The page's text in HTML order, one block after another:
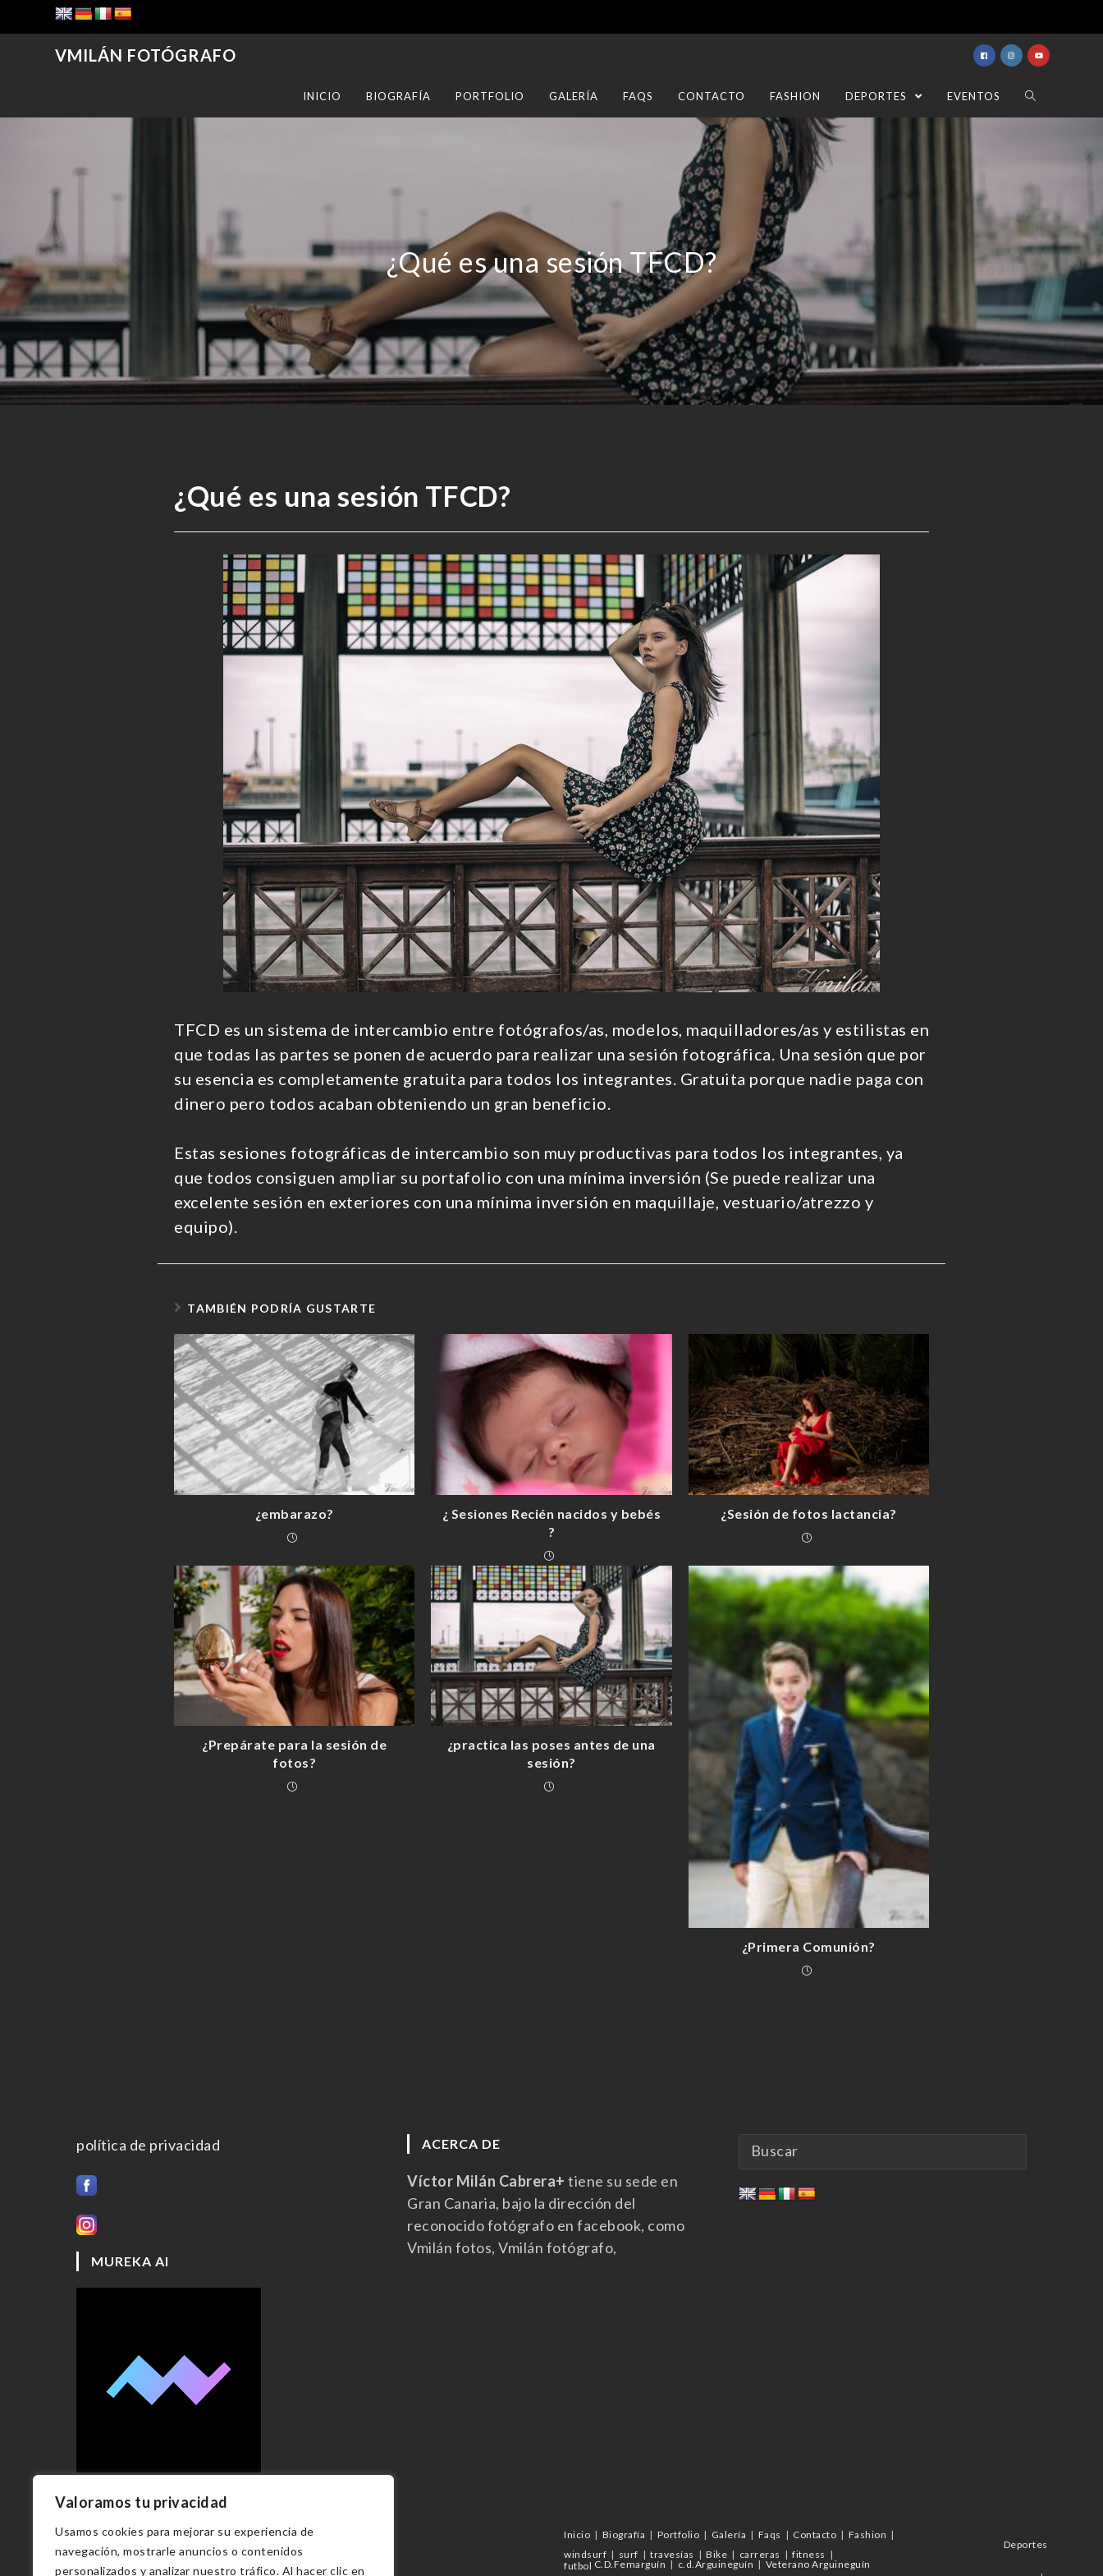
Valoramos tu privacidad
Usamos cookies para mejorar su experiencia de
navegación, mostrarle anuncios o contenidos
personalizados y analizar nuestro tráfico. Al hacer clic en
VMILÁN FOTÓGRAFO
INICIO BIOGRAFÍA PORTFOLIO GALERÍA FAQS CONTACTO FASHION DEPORTES EVENTOS
¿Qué es una sesión TFCD?
¿Qué es una sesión TFCD?
TFCD es un sistema de intercambio entre fotógrafos/as, modelos, maquilladores/as y estilistas en
que todas las partes se ponen de acuerdo para realizar una sesión fotográfica. Una sesión que por
su esencia es completamente gratuita para todos los integrantes. Gratuita porque nadie paga con
dinero pero todos acaban obteniendo un gran beneficio.
Estas sesiones fotográficas de intercambio son muy productivas para todos los integrantes, ya
que todos consiguen ampliar su portafolio con una mínima inversión (Se puede realizar una
excelente sesión en exteriores con una mínima inversión en maquillaje, vestuario/atrezzo y
equipo).
TAMBIÉN PODRÍA GUSTARTE
¿embarazo?
¿ Sesiones Recién nacidos y bebés
?
¿Sesión de fotos lactancia?
¿Prepárate para la sesión de
fotos?
¿practica las poses antes de una
sesión?
¿Primera Comunión?
política de privacidad
MUREKA AI
ACERCA DE
Víctor Milán Cabrera+ tiene su sede en
Gran Canaria, bajo la dirección del
reconocido fotógrafo en facebook, como
Vmilán fotos, Vmilán fotógrafo,
Inicio Biografía Portfolio Galería Faqs Contacto
Fashion
Deportes
windsurf
surf travesías Bike carreras
fitness
futbol C.D.Femarguín c.d.Arguineguín Veterano Arguineguín
Copyright 2023 - Vmilán fotógrafo